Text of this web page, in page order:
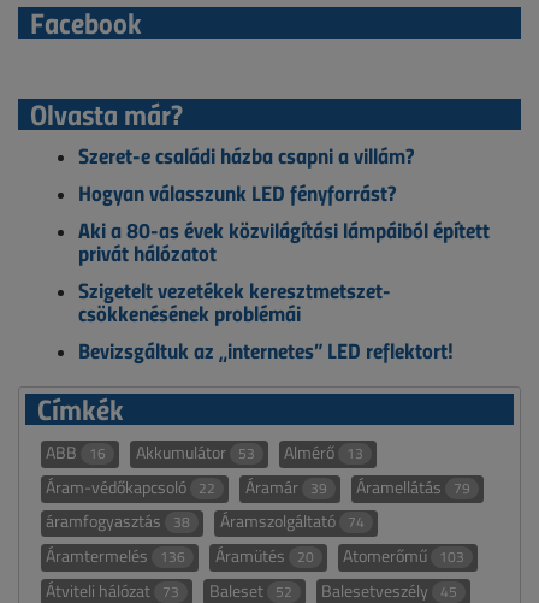
Facebook
Olvasta már?
Szeret-e családi házba csapni a villám?
Hogyan válasszunk LED fényforrást?
Aki a 80-as évek közvilágítási lámpáiból épített
privát hálózatot
Szigetelt vezetékek keresztmetszet-
csökkenésének problémái
Bevizsgáltuk az „internetes” LED reflektort!
Címkék
ABB 16 Akkumulátor 53 Almérő 13
Áram-védőkapcsoló 22 Áramár 39 Áramellátás 79
áramfogyasztás 38 Áramszolgáltató 74
Áramtermelés 136 Áramütés 20 Atomerőmű 103
Átviteli hálózat 73 Baleset 52 Balesetveszély 45